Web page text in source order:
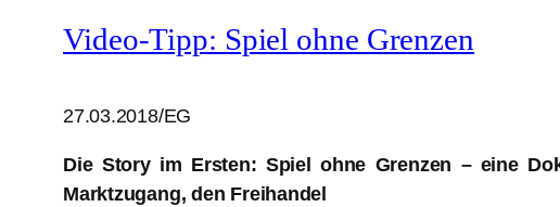
Video-Tipp: Spiel ohne Grenzen
27.03.2018/EG
Die Story im Ersten: Spiel ohne Grenzen – eine
Marktzugang, den Freihandel